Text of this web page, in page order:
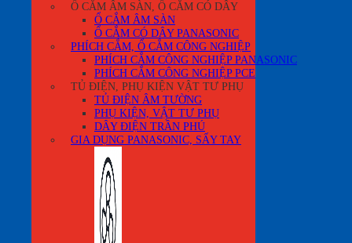
Ổ CẮM ÂM SÀN, Ổ CĂM CÓ DÂY
Ổ CẮM ÂM SÀN
Ổ CẮM CÓ DÂY PANASONIC
PHÍCH CẮM, Ổ CẮM CÔNG NGHIỆP
PHÍCH CẮM CÔNG NGHIỆP PANASONIC
PHÍCH CẮM CÔNG NGHIỆP PCE
TỦ ĐIỆN, PHỤ KIỆN VẬT TƯ PHỤ
TỦ ĐIỆN ÂM TƯỜNG
PHỤ KIỆN, VẬT TƯ PHỤ
DÂY ĐIỆN TRẦN PHÚ
GIA DỤNG PANASONIC, SẤY TAY